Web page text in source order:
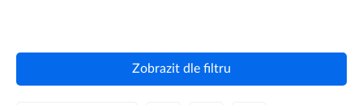
Zobrazit dle filtru